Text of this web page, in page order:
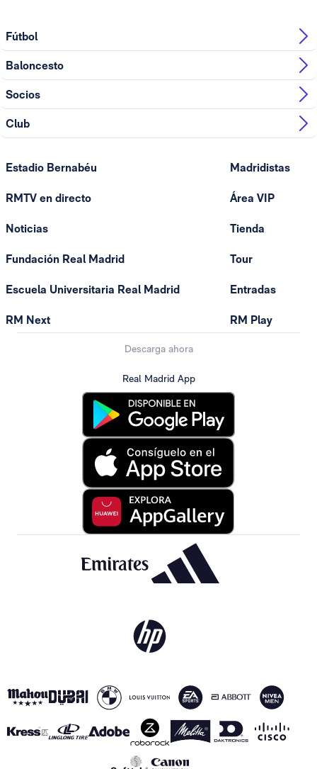
Fútbol
Baloncesto
Socios
Club
Estadio Bernabéu
RMTV en directo
Noticias
Fundación Real Madrid
Escuela Universitaria Real Madrid
RM Next
Madridistas
Área VIP
Tienda
Tour
Entradas
RM Play
Descarga ahora
Real Madrid App